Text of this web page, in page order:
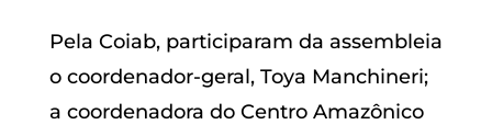
Pela Coiab, participaram da assembleia
o coordenador-geral, Toya Manchineri;
a coordenadora do Centro Amazônico